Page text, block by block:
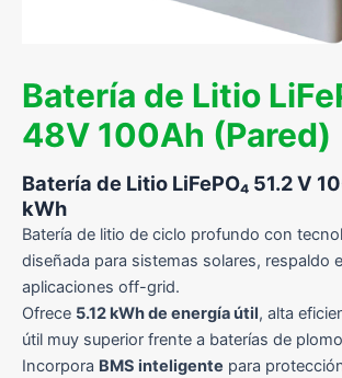
Batería de Litio
48V 100Ah (Pared)
Batería de Litio LiFePO₄ 51.2 V
kWh
Batería de litio de ciclo profundo con
diseñada para sistemas solares, respaldo
aplicaciones off-grid.
Ofrece 5.12 kWh de energía útil, alta
útil muy superior frente a baterías de
Incorpora BMS inteligente para